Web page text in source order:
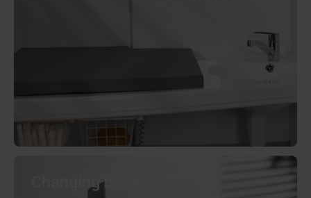
Changing beds